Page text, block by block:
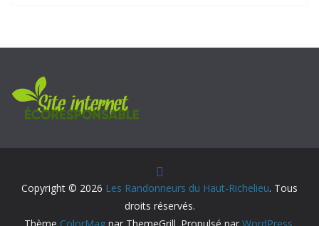
Copyright © 2026 Les Randonneurs du Haut-Richelieu. Tous
droits réservés.